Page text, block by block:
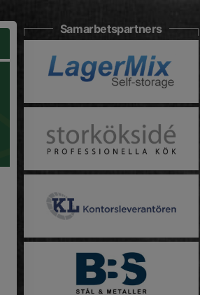
Samarbetspartners